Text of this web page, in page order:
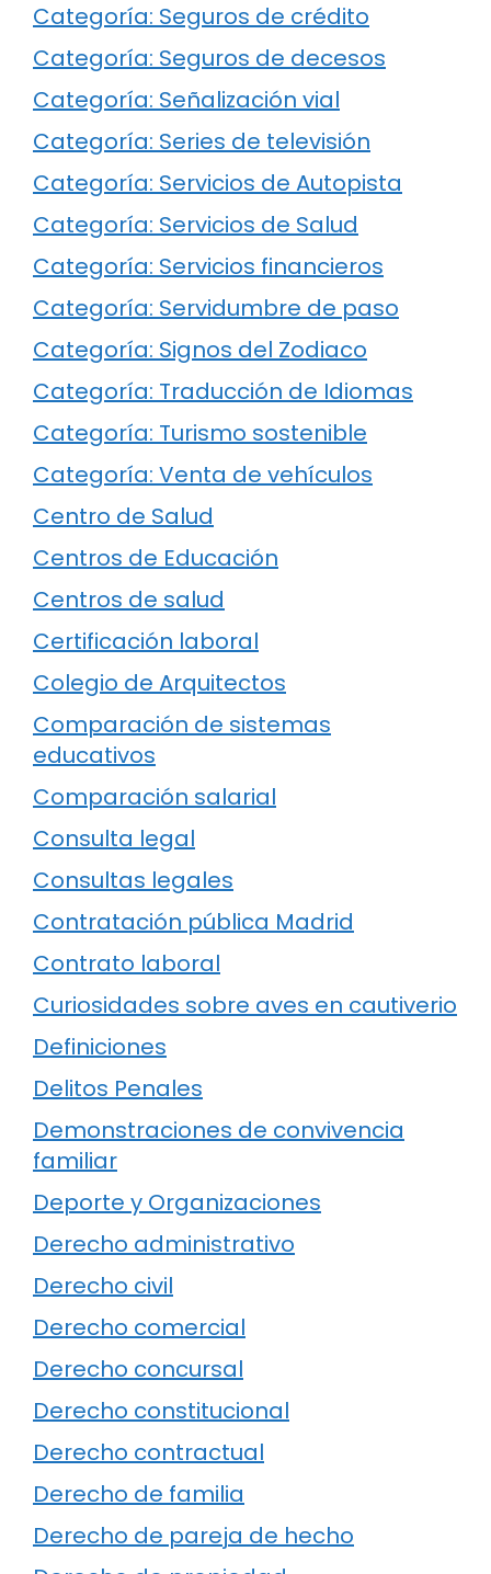
Categoría: Seguros de crédito
Categoría: Seguros de decesos
Categoría: Señalización vial
Categoría: Series de televisión
Categoría: Servicios de Autopista
Categoría: Servicios de Salud
Categoría: Servicios financieros
Categoría: Servidumbre de paso
Categoría: Signos del Zodiaco
Categoría: Traducción de Idiomas
Categoría: Turismo sostenible
Categoría: Venta de vehículos
Centro de Salud
Centros de Educación
Centros de salud
Certificación laboral
Colegio de Arquitectos
Comparación de sistemas
educativos
Comparación salarial
Consulta legal
Consultas legales
Contratación pública Madrid
Contrato laboral
Curiosidades sobre aves en cautiverio
Definiciones
Delitos Penales
Demonstraciones de convivencia
familiar
Deporte y Organizaciones
Derecho administrativo
Derecho civil
Derecho comercial
Derecho concursal
Derecho constitucional
Derecho contractual
Derecho de familia
Derecho de pareja de hecho